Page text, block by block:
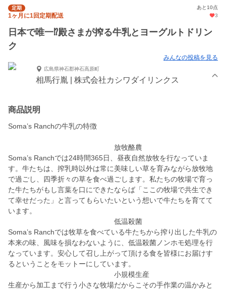
定期 あと10点
1ヶ月に1回定期配送 3
日本で唯一⁉︎殿さまが搾る牛乳とヨーグルトドリン
ク
みんなの投稿を見る
広島県神石郡神石高原町
相馬行胤 | 株式会社カシワダイリンクス
商品説明
Soma’s Ranchの牛乳の特徴
放牧酪農
Soma’s Ranchでは24時間365日、昼夜自然放牧を行なっていま
す。牛たちは、搾乳時以外は常に美味しい草を育みながら放牧地
で過ごし、四季折々の草を食べ過ごします。私たちの牧場で育っ
た牛たちがもし言葉を口にできたならば「ここの牧場で共生でき
て幸せだった」と言ってもらいたいという想いで牛たちを育てて
います。
低温殺菌
Soma’s Ranchでは牧草を食べている牛たちから搾り出した牛乳の
本来の味、風味を損なわないように、低温殺菌ノンホモ処理を行
なっています。安心して召し上がって頂ける食を皆様にお届けす
るということをモットーにしています。
小規模生産
生産から加工まで行う小さな牧場だからこその手作業の温かみと